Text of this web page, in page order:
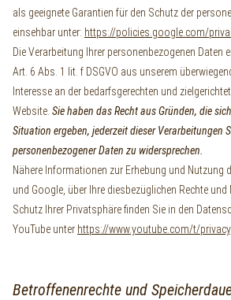
als geeignete Garantien für den Schutz der
einsehbar unter: https://policies.google.com/
Die Verarbeitung Ihrer personenbezogenen Daten
Art. 6 Abs. 1 lit. f DSGVO aus unserem
Interesse an der bedarfsgerechten und
Website. Sie haben das Recht aus Gründen, die
Situation ergeben, jederzeit dieser Verarbeitungen
personenbezogener Daten zu widersprechen.
Nähere Informationen zur Erhebung und Nutzung
und Google, über Ihre diesbezüglichen Rechte
Schutz Ihrer Privatsphäre finden Sie in den
YouTube unter https://www.youtube.com/t/privacy.
Betroffenenrechte und